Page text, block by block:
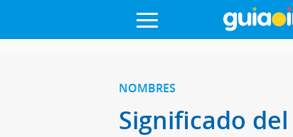
NOMBRES
Significado